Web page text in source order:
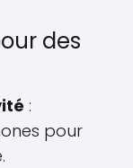
des
:
pour